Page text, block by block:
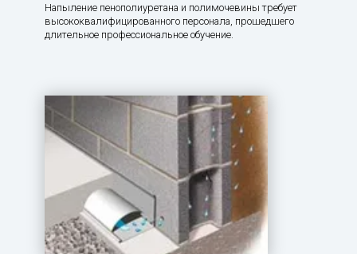
Напыление пенополиуретана и полимочевины требует
высококвалифицированного персонала, прошедшего
длительное профессиональное обучение.